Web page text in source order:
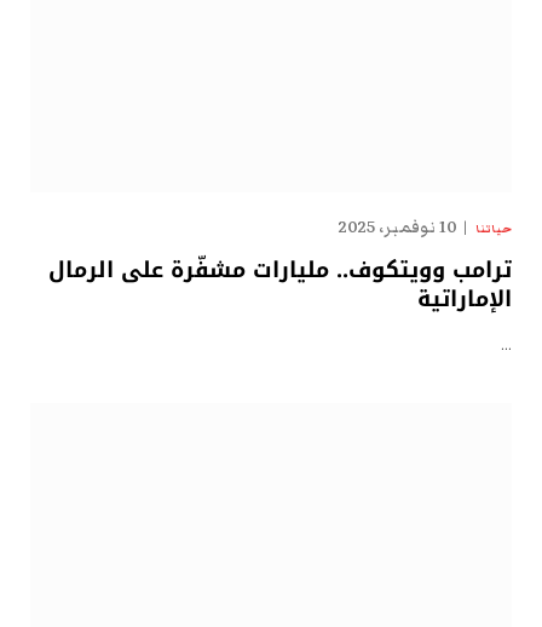
حياتنا 10 نوفمبر، 2025
ترامب وويتكوف.. مليارات مشفّرة على الرمال
الإماراتية
…